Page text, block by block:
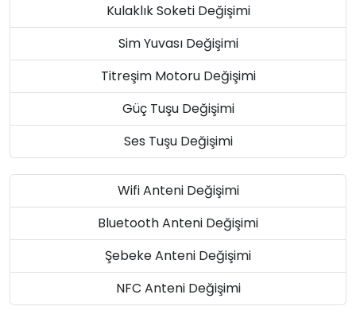
Kulaklık Soketi Değişimi
Sim Yuvası Değişimi
Titreşim Motoru Değişimi
Güç Tuşu Değişimi
Ses Tuşu Değişimi
Wifi Anteni Değişimi
Bluetooth Anteni Değişimi
Şebeke Anteni Değişimi
NFC Anteni Değişimi